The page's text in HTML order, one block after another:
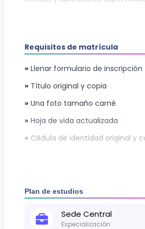
Requisitos de matrícula
» Llenar formulario de inscripción
» Título original y copia
» Una foto tamaño carné
» Hoja de vida actualizada
» Cédula de identidad original y
Plan de estudios
Sede Central
Especialización